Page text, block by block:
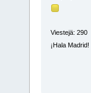
Viestejä: 290
¡Hala Madrid!